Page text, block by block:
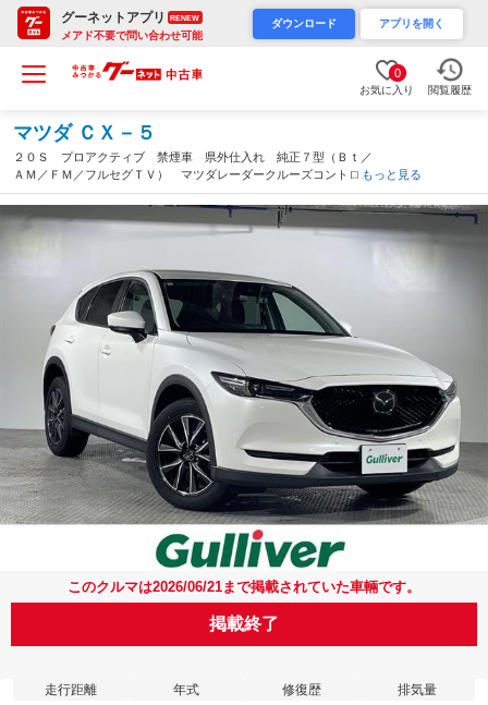
グーネットアプリ RENEW
メアド不要で問い合わせ可能
ダウンロード アプリを開く
0
お気に入り 閲覧履歴
マツダ ＣＸ－５
２０Ｓ プロアクティブ 禁煙車 県外仕入れ 純正７型（Ｂｔ／
ＡＭ／ＦＭ／フルセグＴＶ） マツダレーダークルーズコントロー
ル レーンキープアシストシステム アドバンストＳＣＢＣ バッ
クカメラ ＡＴ誤発進抑制制御 ＢＳＭ（沖縄県）
もっと見る
このクルマは2026/06/21まで掲載されていた車輛です。
掲載終了
走行距離 年式 修復歴 排気量